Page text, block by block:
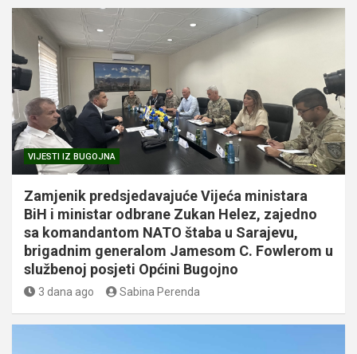
VIJESTI IZ BUGOJNA
Zamjenik predsjedavajuće Vijeća ministara
BiH i ministar odbrane Zukan Helez, zajedno
sa komandantom NATO štaba u Sarajevu,
brigadnim generalom Jamesom C. Fowlerom u
službenoj posjeti Općini Bugojno
3 dana ago Sabina Perenda